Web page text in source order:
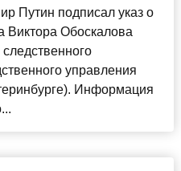
Путин подписал указ о
Виктора Обоскалова
управления
Информация